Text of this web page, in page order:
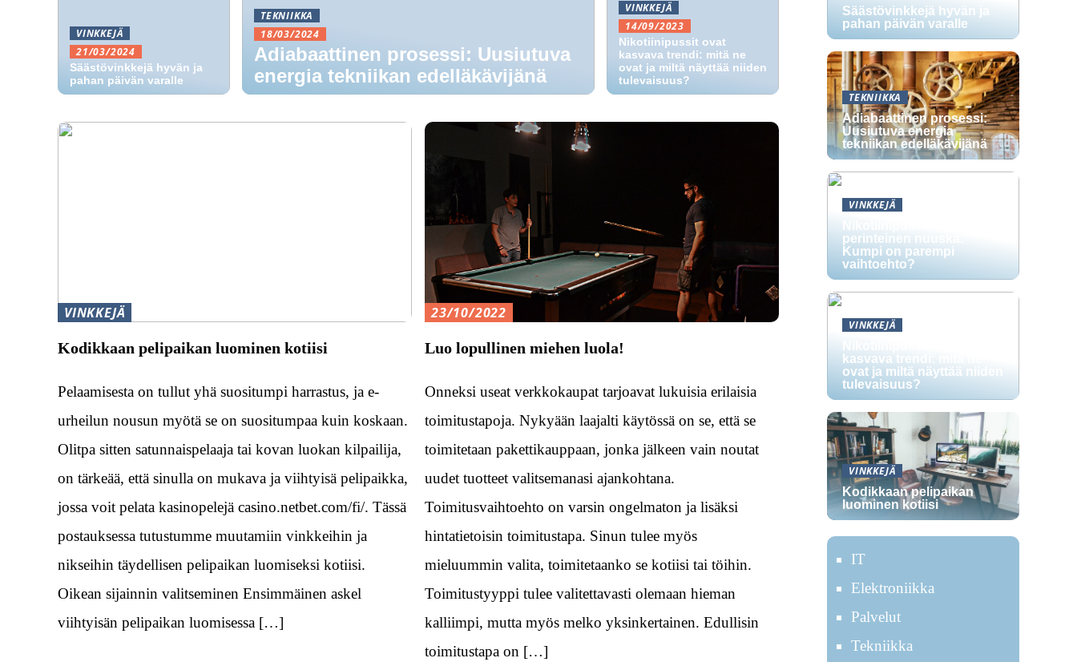
VINKKEJÄ
21/03/2024
Säästövinkkejä hyvän ja
pahan päivän varalle
TEKNIIKKA
18/03/2024
Adiabaattinen prosessi: Uusiutuva
energia tekniikan edelläkävijänä
VINKKEJÄ
14/09/2023
Nikotiinipussit ovat
kasvava trendi: mitä ne
ovat ja miltä näyttää niiden
tulevaisuus?
VINKKEJÄ
Kodikkaan pelipaikan luominen kotiisi
Pelaamisesta on tullut yhä suositumpi harrastus, ja e-
urheilun nousun myötä se on suositumpaa kuin koskaan.
Olitpa sitten satunnaispelaaja tai kovan luokan kilpailija,
on tärkeää, että sinulla on mukava ja viihtyisä pelipaikka,
jossa voit pelata kasinopelejä casino.netbet.com/fi/. Tässä
postauksessa tutustumme muutamiin vinkkeihin ja
nikseihin täydellisen pelipaikan luomiseksi kotiisi.
Oikean sijainnin valitseminen Ensimmäinen askel
viihtyisän pelipaikan luomisessa […]
23/10/2022
Luo lopullinen miehen luola!
Onneksi useat verkkokaupat tarjoavat lukuisia erilaisia
toimitustapoja. Nykyään laajalti käytössä on se, että se
toimitetaan pakettikauppaan, jonka jälkeen vain noutat
uudet tuotteet valitsemanasi ajankohtana.
Toimitusvaihtoehto on varsin ongelmaton ja lisäksi
hintatietoisin toimitustapa. Sinun tulee myös
mieluummin valita, toimitetaanko se kotiisi tai töihin.
Toimitustyyppi tulee valitettavasti olemaan hieman
kalliimpi, mutta myös melko yksinkertainen. Edullisin
toimitustapa on […]
Säästövinkkejä hyvän ja
pahan päivän varalle
TEKNIIKKA
Adiabaattinen prosessi:
Uusiutuva energia
tekniikan edelläkävijänä
VINKKEJÄ
Nikotiinipussit vs.
perinteinen nuuska:
Kumpi on parempi
vaihtoehto?
VINKKEJÄ
Nikotiinipussit ovat
kasvava trendi: mitä ne
ovat ja miltä näyttää niiden
tulevaisuus?
VINKKEJÄ
Kodikkaan pelipaikan
luominen kotiisi
IT
Elektroniikka
Palvelut
Tekniikka